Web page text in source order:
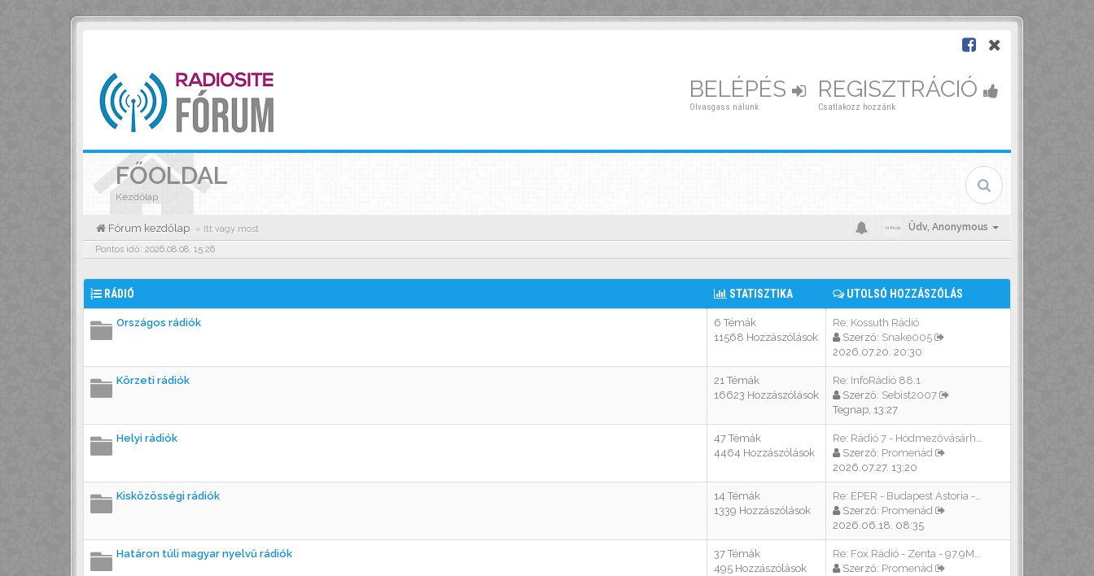
BELÉPÉS
Olvasgass nálunk
REGISZTRÁCIÓ
Csatlakozz hozzánk
FŐOLDAL
Kezdőlap
Fórum kezdőlap « Itt vagy most Üdv, Anonymous
Pontos idő: 2026.08.08. 15:26
RÁDIÓ STATISZTIKA UTOLSÓ HOZZÁSZÓLÁS
Országos rádiók
6 Témák
11568 Hozzászólások
Re: Kossuth Rádió
Szerző: Snake005
2026.07.20. 20:30
Körzeti rádiók
21 Témák
16623 Hozzászólások
Re: InfoRádió 88.1
Szerző: Sebist2007
Tegnap, 13:27
Helyi rádiók
47 Témák
4464 Hozzászólások
Re: Rádió 7 - Hódmezővásárhel…
Szerző: Promenád
2026.07.27. 13:20
Kisközösségi rádiók
14 Témák
1339 Hozzászólások
Re: EPER - Budapest Astoria -…
Szerző: Promenád
2026.06.18. 08:35
Határon túli magyar nyelvű rádiók
37 Témák
495 Hozzászólások
Re: Fox Rádió - Zenta - 97.9M…
Szerző: Promenád